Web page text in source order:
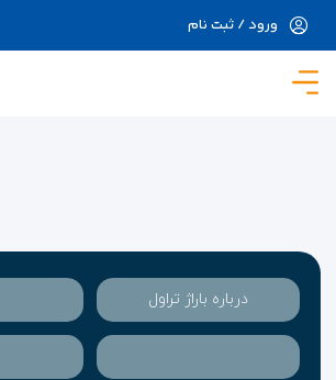
در حال حاضر ارتباط با سرور قطع
ورود / ثبت نام
درباره باراژ تراول